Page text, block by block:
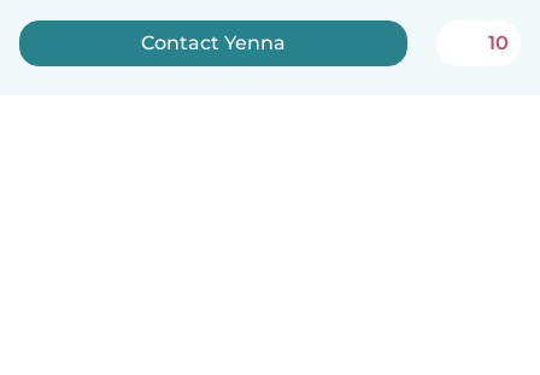
Contact Yenna 10